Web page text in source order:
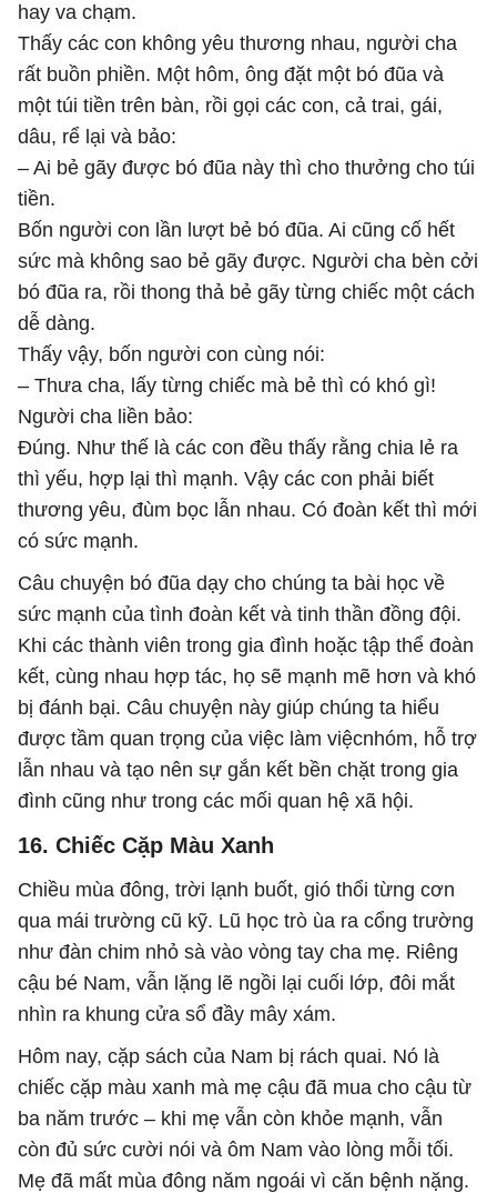
hay va chạm.
Thấy các con không yêu thương nhau, người cha
rất buồn phiền. Một hôm, ông đặt một bó đũa và
một túi tiền trên bàn, rồi gọi các con, cả trai, gái,
dâu, rể lại và bảo:
– Ai bẻ gãy được bó đũa này thì cho thưởng cho túi
tiền.
Bốn người con lần lượt bẻ bó đũa. Ai cũng cố hết
sức mà không sao bẻ gãy được. Người cha bèn cởi
bó đũa ra, rồi thong thả bẻ gãy từng chiếc một cách
dễ dàng.
Thấy vậy, bốn người con cùng nói:
– Thưa cha, lấy từng chiếc mà bẻ thì có khó gì!
Người cha liền bảo:
Đúng. Như thế là các con đều thấy rằng chia lẻ ra
thì yếu, hợp lại thì mạnh. Vậy các con phải biết
thương yêu, đùm bọc lẫn nhau. Có đoàn kết thì mới
có sức mạnh.
Câu chuyện bó đũa dạy cho chúng ta bài học về
sức mạnh của tình đoàn kết và tinh thần đồng đội.
Khi các thành viên trong gia đình hoặc tập thể đoàn
kết, cùng nhau hợp tác, họ sẽ mạnh mẽ hơn và khó
bị đánh bại. Câu chuyện này giúp chúng ta hiểu
được tầm quan trọng của việc làm việcnhóm, hỗ trợ
lẫn nhau và tạo nên sự gắn kết bền chặt trong gia
đình cũng như trong các mối quan hệ xã hội.
16. Chiếc Cặp Màu Xanh
Chiều mùa đông, trời lạnh buốt, gió thổi từng cơn
qua mái trường cũ kỹ. Lũ học trò ùa ra cổng trường
như đàn chim nhỏ sà vào vòng tay cha mẹ. Riêng
cậu bé Nam, vẫn lặng lẽ ngồi lại cuối lớp, đôi mắt
nhìn ra khung cửa sổ đầy mây xám.
Hôm nay, cặp sách của Nam bị rách quai. Nó là
chiếc cặp màu xanh mà mẹ cậu đã mua cho cậu từ
ba năm trước – khi mẹ vẫn còn khỏe mạnh, vẫn
còn đủ sức cười nói và ôm Nam vào lòng mỗi tối.
Mẹ đã mất mùa đông năm ngoái vì căn bệnh nặng.